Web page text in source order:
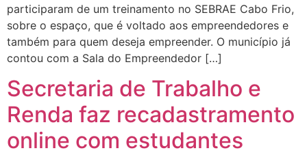
participaram de um treinamento no SEBRAE Cabo Frio,
sobre o espaço, que é voltado aos empreendedores e
também para quem deseja empreender. O município já
contou com a Sala do Empreendedor […]
Secretaria de Trabalho e
Renda faz recadastramento
online com estudantes